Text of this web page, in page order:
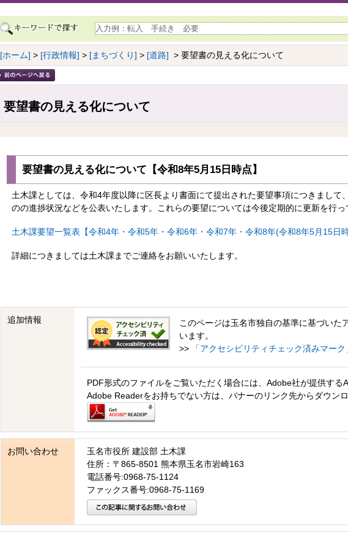
[ホーム] > [行政情報] > [まちづくり] > [道路] > 要望書の見える化について
要望書の見える化について
要望書の見える化について【令和8年5月15日時点】
土木課としては、令和4年度以降に区長より書面にて提出された要望事項につきまして
のの進捗状況などを公表いたします。これらの要望については今後定期的に更新を行っ
土木課要望一覧表【令和4年・令和5年・令和6年・令和7年・令和8年(令和8年5月15日
詳細につきましては土木課までご連絡をお願いいたします。
追加情報
このページは玉名市独自の基準に基づいた
います。
>>
「アクセシビリティチェック済みマー
PDF形式のファイルをご覧いただく場合には、Adobe社が提供する
Adobe Readerをお持ちでない方は、バナーのリンク先からダウンロ
お問い合わせ
玉名市役所 建設部 土木課
住所：〒865-8501 熊本県玉名市岩崎163
電話番号:0968-75-1124
ファックス番号:0968-75-1169